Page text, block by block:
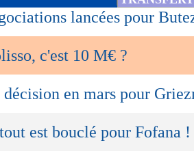
lancées pour
c'est 10 M€ ?
décision en mars pour
est bouclé pour Fofana !